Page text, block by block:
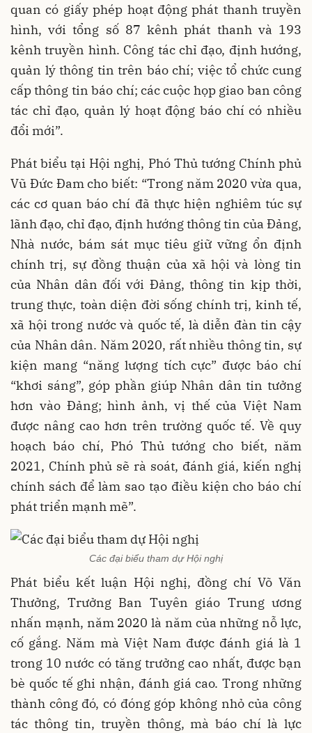
quan có giấy phép hoạt động phát thanh truyền
hình, với tổng số 87 kênh phát thanh và 193
kênh truyền hình. Công tác chỉ đạo, định hướng,
quản lý thông tin trên báo chí; việc tổ chức cung
cấp thông tin báo chí; các cuộc họp giao ban công
tác chỉ đạo, quản lý hoạt động báo chí có nhiều
đổi mới”.
Phát biểu tại Hội nghị, Phó Thủ tướng Chính phủ
Vũ Đức Đam cho biết: “Trong năm 2020 vừa qua,
các cơ quan báo chí đã thực hiện nghiêm túc sự
lãnh đạo, chỉ đạo, định hướng thông tin của Đảng,
Nhà nước, bám sát mục tiêu giữ vững ổn định
chính trị, sự đồng thuận của xã hội và lòng tin
của Nhân dân đối với Đảng, thông tin kịp thời,
trung thực, toàn diện đời sống chính trị, kinh tế,
xã hội trong nước và quốc tế, là diễn đàn tin cậy
của Nhân dân. Năm 2020, rất nhiều thông tin, sự
kiện mang “năng lượng tích cực” được báo chí
“khơi sáng”, góp phần giúp Nhân dân tin tưởng
hơn vào Đảng; hình ảnh, vị thế của Việt Nam
được nâng cao hơn trên trường quốc tế. Về quy
hoạch báo chí, Phó Thủ tướng cho biết, năm
2021, Chính phủ sẽ rà soát, đánh giá, kiến nghị
chính sách để làm sao tạo điều kiện cho báo chí
phát triển mạnh mẽ”.
Các đại biểu tham dự Hội nghị
Phát biểu kết luận Hội nghị, đồng chí Võ Văn
Thưởng, Trưởng Ban Tuyên giáo Trung ương
nhấn mạnh, năm 2020 là năm của những nỗ lực,
cố gắng. Năm mà Việt Nam được đánh giá là 1
trong 10 nước có tăng trưởng cao nhất, được bạn
bè quốc tế ghi nhận, đánh giá cao. Trong những
thành công đó, có đóng góp không nhỏ của công
tác thông tin, truyền thông, mà báo chí là lực